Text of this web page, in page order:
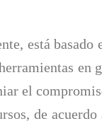
está basado
en
el
de